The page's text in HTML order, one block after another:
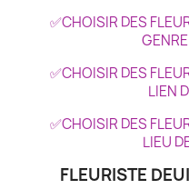
✅CHOISIR DES
✅CHOISIR DES
LIEN
✅CHOISIR DES
LIEU
FLEURISTE